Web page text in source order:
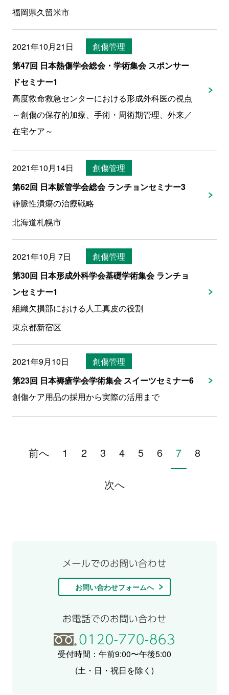
福岡県久留米市
2021年10月21日
創傷管理
第47回 日本熱傷学会総会・学術集会 スポンサー
ドセミナー1
高度救命救急センターにおける形成外科医の視点
～創傷の保存的加療、手術・周術期管理、外来／
在宅ケア～
2021年10月14日
創傷管理
第62回 日本脈管学会総会 ランチョンセミナー3
静脈性潰瘍の治療戦略
北海道札幌市
2021年10月 7日
創傷管理
第30回 日本形成外科学会基礎学術集会 ランチョ
ンセミナー1
組織欠損部における人工真皮の役割
東京都新宿区
2021年9月10日
創傷管理
第23回 日本褥瘡学会学術集会 スイーツセミナー6
創傷ケア用品の採用から実際の活用まで
前へ 1 2 3 4 5 6 7 8
次へ
お問い合わせフォームへ
受付時間：午前9:00〜午後5:00
(土・日・祝日を除く)